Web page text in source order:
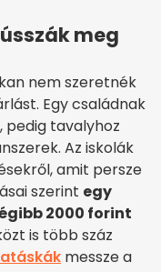
meg
nem szeretnék
Egy családnak
pedig tavalyhoz
Az iskolák
amit persze
szerint egy
2000 forint
is több száz
messze a